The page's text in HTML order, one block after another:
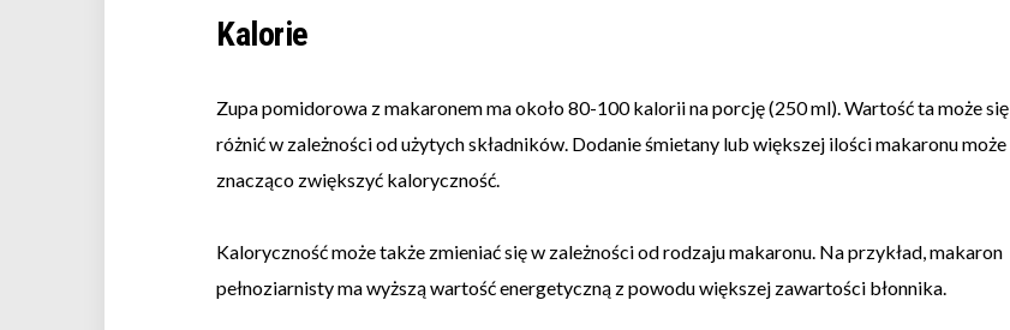
Kalorie
Zupa pomidorowa z makaronem ma około 80-100 kalorii na porcję (250 ml). Wartość ta może się
różnić w zależności od użytych składników. Dodanie śmietany lub większej ilości makaronu może
znacząco zwiększyć kaloryczność.
Kaloryczność może także zmieniać się w zależności od rodzaju makaronu. Na przykład, makaron
pełnoziarnisty ma wyższą wartość energetyczną z powodu większej zawartości błonnika.